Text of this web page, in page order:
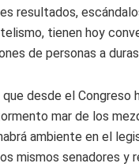
resultados,
tienen hoy
de personas a
desde el Congreso
mar de los
ambiente en el
mismos senadores y